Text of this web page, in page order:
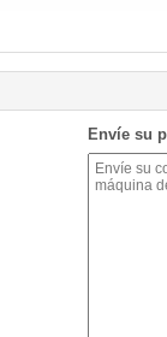
Envíe su